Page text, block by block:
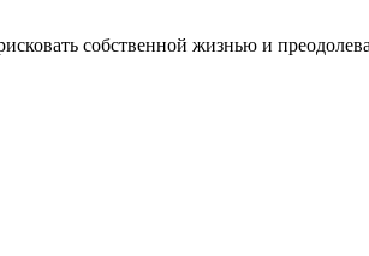
собственной жизнью и